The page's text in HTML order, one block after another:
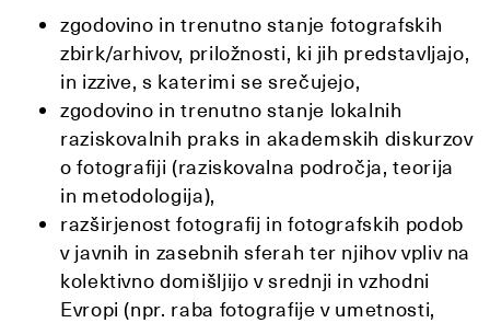
zgodovino in trenutno stanje fotografskih
zbirk/arhivov, priložnosti, ki jih predstavljajo,
in izzive, s katerimi se srečujejo,
zgodovino in trenutno stanje lokalnih
raziskovalnih praks in akademskih diskurzov
o fotografiji (raziskovalna področja, teorija
in metodologija),
razširjenost fotografij in fotografskih podob
v javnih in zasebnih sferah ter njihov vpliv na
kolektivno domišljijo v srednji in vzhodni
Evropi (npr. raba fotografije v umetnosti,